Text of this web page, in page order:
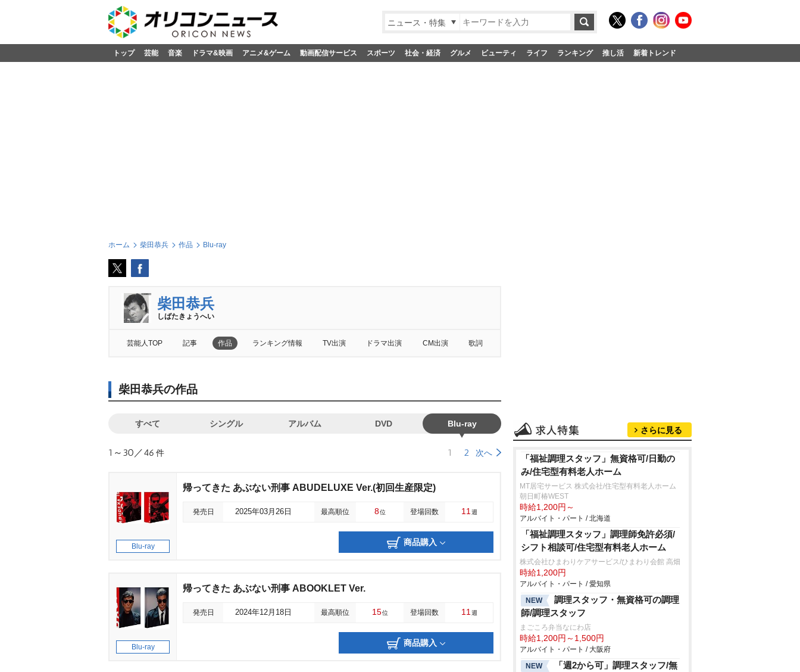
ニュース・特集
トップ 芸能 音楽 ドラマ&映画 アニメ&ゲーム 動画配信サービス スポーツ 社会・経済 グルメ ビューティ ライフ ランキング 推し活 新着トレンド
ホーム 柴田恭兵 作品 Blu-ray
柴田恭兵
しばたきょうへい
芸能人TOP 記事 作品 ランキング情報 TV出演 ドラマ出演 CM出演 歌詞
柴田恭兵の作品
すべて シングル アルバム DVD Blu-ray
1～30／46 件 1 2 次へ
Blu-ray
帰ってきた あぶない刑事 ABUDELUXE Ver.(初回生産限定)
発売日 2025年03月26日 最高順位 8位 登場回数 11 週
商品購入
Blu-ray
帰ってきた あぶない刑事 ABOOKLET Ver.
発売日 2024年12月18日 最高順位 15位 登場回数 11 週
商品購入
さらに見る
「福祉調理スタッフ」無資格可/日勤の
み/住宅型有料老人ホーム
MT居宅サービス 株式会社/住宅型有料老人ホーム
朝日町椿WEST
時給1,200円～
アルバイト・パート / 北海道
「福祉調理スタッフ」調理師免許必須/
シフト相談可/住宅型有料老人ホーム
株式会社ひまわりケアサービス/ひまわり会館 高畑
時給1,200円
アルバイト・パート / 愛知県
NEW
調理スタッフ・無資格可の調理
師/調理スタッフ
まごころ弁当なにわ店
時給1,200円～1,500円
アルバイト・パート / 大阪府
NEW
「週2から可」調理スタッフ/無